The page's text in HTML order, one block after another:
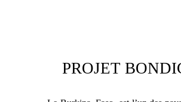
PROJET